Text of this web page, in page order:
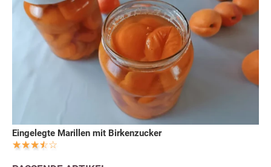
Eingelegte Marillen mit Birkenzucker